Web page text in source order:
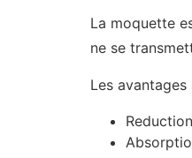
La moquette
ne se
Les